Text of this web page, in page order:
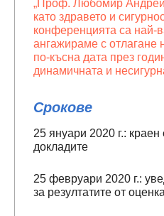
„Проф. Любомир
като здравето и
конференцията са
ангажираме с отлагане
по-късна дата през
динамичната и
Срокове
25 януари 2020 г.:
докладите
25 февруари 2020 г.:
за резултатите от